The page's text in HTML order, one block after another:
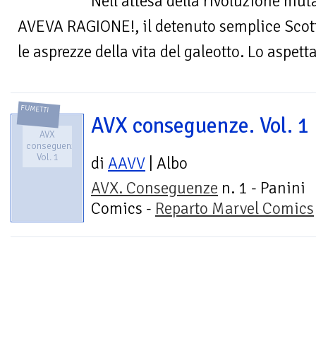
AVEVA RAGIONE!, il detenuto semplice
le asprezze della vita del galeotto. Lo
FUMETTI
AVX
conseguenze.
Vol. 1
AVX conseguenze. Vol. 1
di AAVV | Albo
AVX. Conseguenze n. 1 - Panini
Comics - Reparto Marvel Comics